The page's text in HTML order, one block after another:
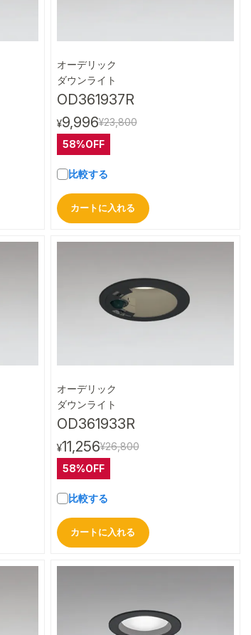
オーデリック
ダウンライト
OD361937R
¥9,996¥23,800
58%OFF
比較する
カートに入れる
オーデリック
ダウンライト
OD361933R
¥11,256¥26,800
58%OFF
比較する
カートに入れる